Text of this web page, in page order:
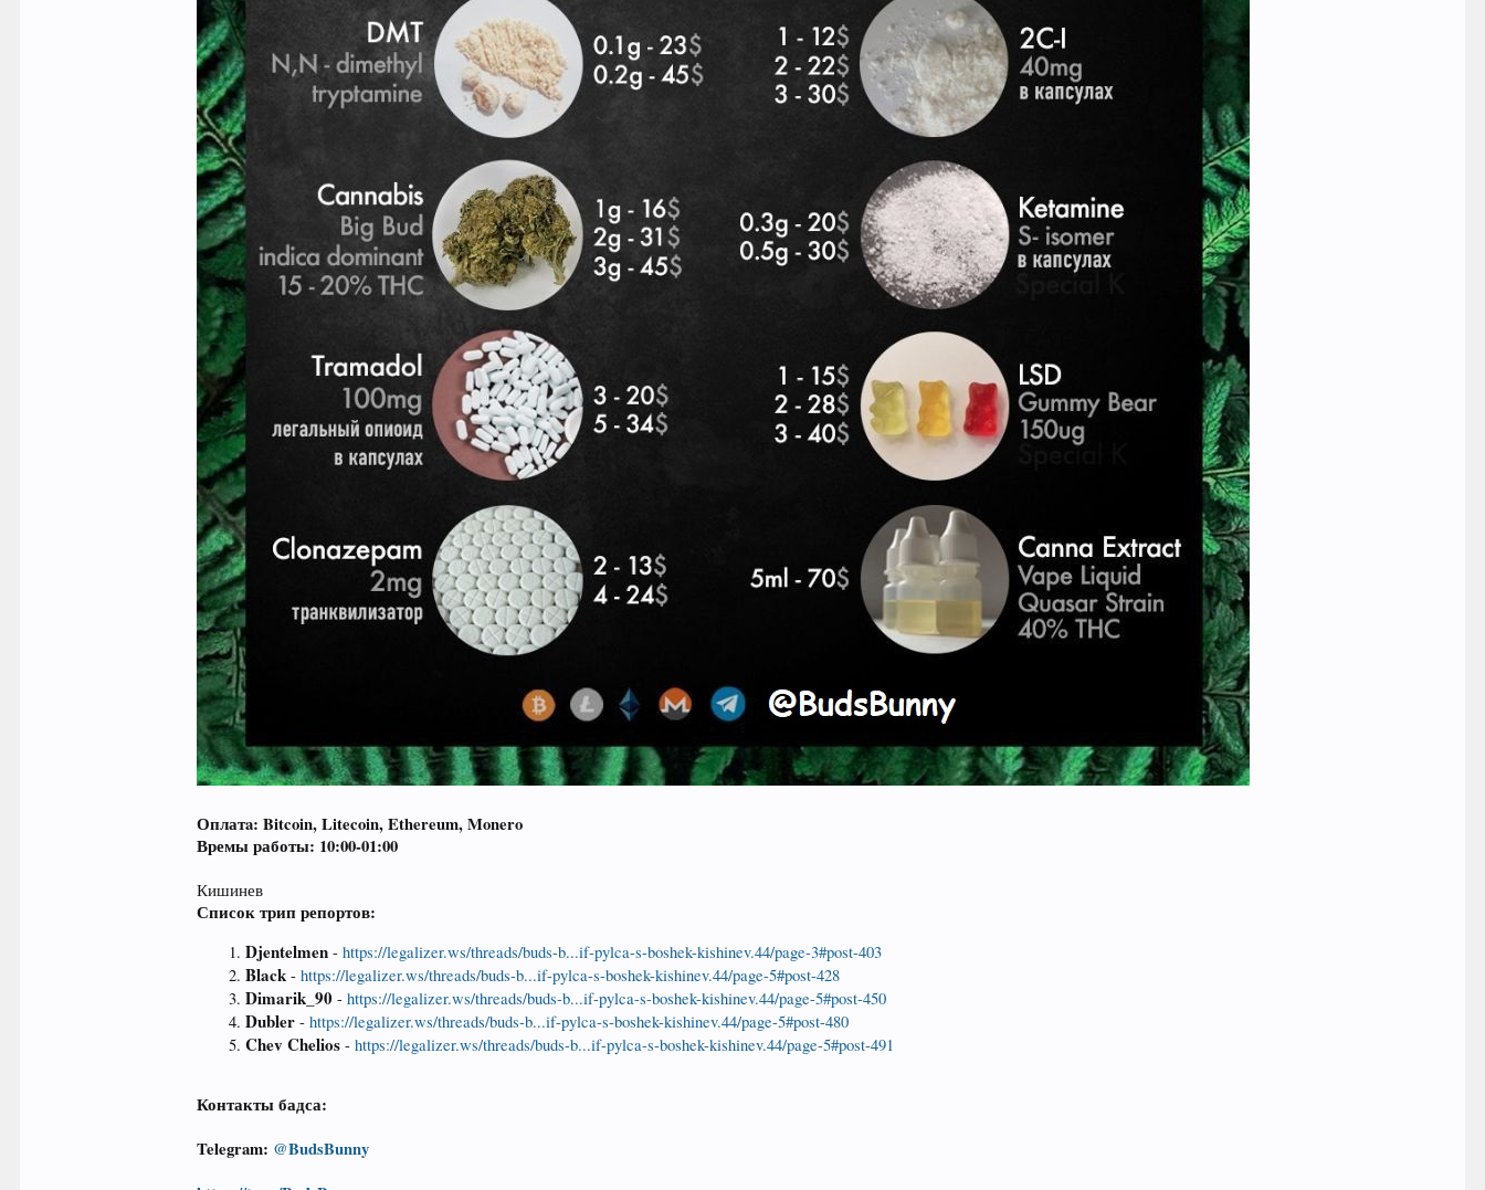
Оплатa: Bitcoin, Litecoin, Ethereum, Monero
Времы работы: 10:00-01:00
Кишинев
Список трип репортов:
Djentelmen -https://legalizer.ws/threads/buds-b...if-pylca-s-boshek-kishinev.44/page-3#post-403
Black -https://legalizer.ws/threads/buds-b...if-pylca-s-boshek-kishinev.44/page-5#post-428
Dimarik_90 -https://legalizer.ws/threads/buds-b...if-pylca-s-boshek-kishinev.44/page-5#post-450
Dubler -https://legalizer.ws/threads/buds-b...if-pylca-s-boshek-kishinev.44/page-5#post-480
Chev Chelios -https://legalizer.ws/threads/buds-b...if-pylca-s-boshek-kishinev.44/page-5#post-491
Контактыбадса:
Telegram: @BudsBunny